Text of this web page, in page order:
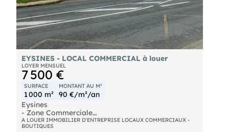
EYSINES - LOCAL COMMERCIAL à louer
LOYER MENSUEL
7 500 €
SURFACE
1 000 m²
MONTANT AU M²
90 €/m²/an
Eysines
- Zone Commerciale
- Location
- Entrepôt + Show-Room
A LOUER IMMOBILIER D'ENTREPRISE LOCAUX COMMERCIAUX -
BOUTIQUES